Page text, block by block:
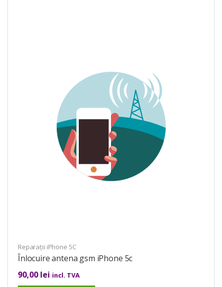
Reparații iPhone 5C
Înlocuire antena gsm iPhone 5c
90,00 lei incl. TVA